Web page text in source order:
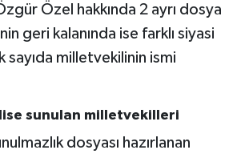
Özel hakkında 2 ayrı dosya
geri kalanında ise farklı siyasi
milletvekilinin ismi
sunulan milletvekilleri
dosyası hazırlanan